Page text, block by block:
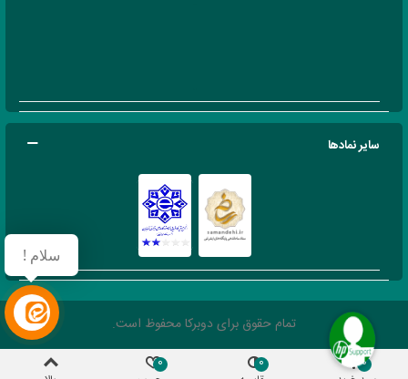
سایر نمادها
تمام حقوق برای دوبرکا محفوظ است.
0
0
0
سلام !